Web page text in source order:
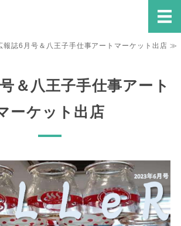
継続支援B型事業所 Re
誌6月号＆八王子手仕事アートマーケット出店 ≫
＆八王子手仕事アート
ーケット出店